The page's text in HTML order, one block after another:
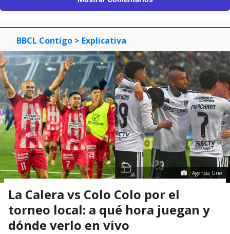
BBCL Contigo > Explicativa
Agencia Uno
La Calera vs Colo Colo por el
torneo local: a qué hora juegan y
dónde verlo en vivo